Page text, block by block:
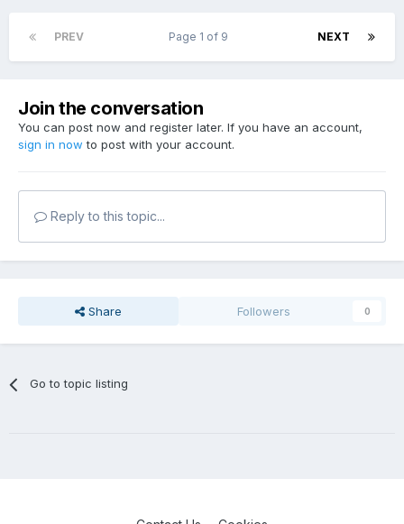
PREV NEXT
Page 1 of 9
Join the conversation
You can post now and register later. If you have an account,
sign in now to post with your account.
Reply to this topic...
Share Followers 0
Go to topic listing